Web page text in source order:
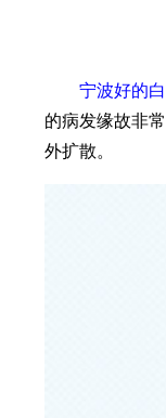
宁波好的
的病发缘故非
外扩散。